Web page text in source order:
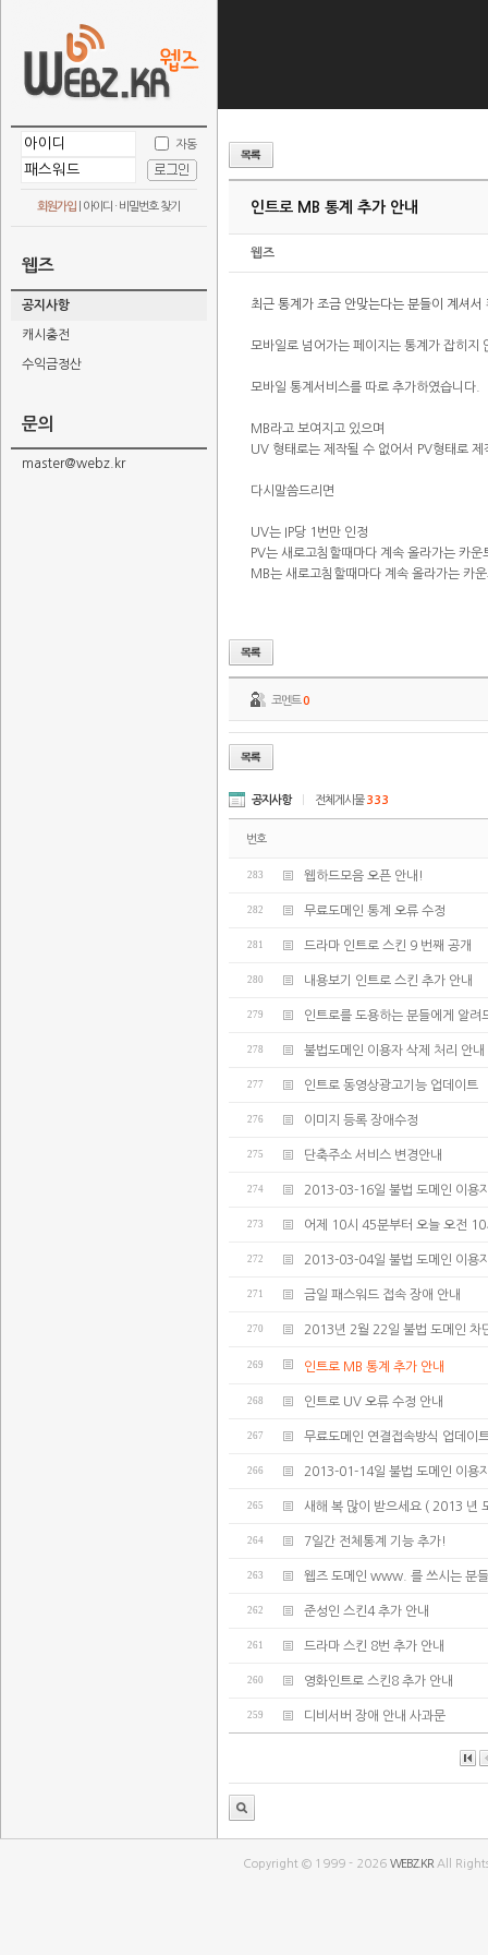
자동
회원가입 아이디 · 비밀번호 찾기
웹즈
공지사항
캐시충전
수익금정산
문의
master@webz.kr
인트로 MB 통계 추가 안내
웹즈
최근 통계가 조금 안맞는다는 분들이 계셔서
모바일로 넘어가는 페이지는 통계가 잡히지
모바일 통계서비스를 따로 추가하였습니다.
MB라고 보여지고 있으며
UV 형태로는 제작될 수 없어서 PV형태로 제
다시말씀드리면
UV는 IP당 1번만 인정
PV는 새로고침할때마다 계속 올라가는 카운
MB는 새로고침할때마다 계속 올라가는 카
코멘트0
공지사항 전체게시물333
번호
283 웹하드모음 오픈 안내!
282 무료도메인 통계 오류 수정
281 드라마 인트로 스킨 9 번째 공개
280 내용보기 인트로 스킨 추가 안내
279 인트로를 도용하는 분들에게 알려
278 불법도메인 이용자 삭제 처리 안내
277 인트로 동영상광고기능 업데이트
276 이미지 등록 장애수정
275 단축주소 서비스 변경안내
274 2013-03-16일 불법 도메인 이용
273 어제 10시 45분부터 오늘 오전
272 2013-03-04일 불법 도메인 이용
271 금일 패스워드 접속 장애 안내
270 2013년 2월 22일 불법 도메인 차
269 인트로 MB 통계 추가 안내
268 인트로 UV 오류 수정 안내
267 무료도메인 연결접속방식 업데이
266 2013-01-14일 불법 도메인 이용
265 새해 복 많이 받으세요 ( 2013 년
264 7일간 전체통계 기능 추가!
263 웹즈 도메인 www. 를 쓰시는 분
262 준성인 스킨4 추가 안내
261 드라마 스킨 8번 추가 안내
260 영화인트로 스킨8 추가 안내
259 디비서버 장애 안내 사과문
Copyright © 1999 - 2026WEBZ.KR All